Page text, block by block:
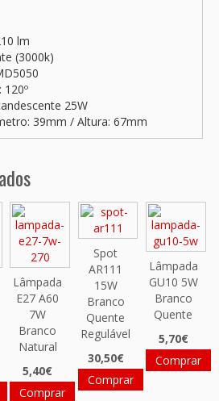
lm
(3000k)
: 120º
25W
39mm / Altura: 67mm
Lâmpada
E27 A60
7W
Branco
Natural
5,40€
Comprar
Spot
AR111
15W
Branco
Quente
Regulável
30,50€
Comprar
Lâmpada
GU10 5W
Branco
Quente
5,70€
Comprar